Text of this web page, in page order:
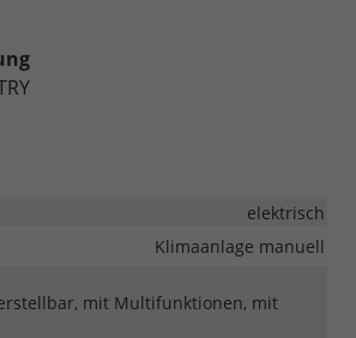
elektrisch
Klimaanlage manuell
mit Multifunktionen, mit